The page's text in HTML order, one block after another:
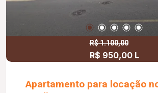
R$ 1.100,00
R$ 950,00 L
Apartamento para locação